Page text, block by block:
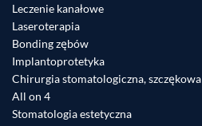
Leczenie kanałowe
Laseroterapia
Bonding zębów
Implantoprotetyka
Chirurgia stomatologiczna, szczękowa
All on 4
Stomatologia estetyczna